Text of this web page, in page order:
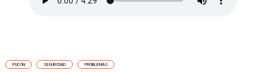
PUCÓN SEGURIDAD PROBLEMAS